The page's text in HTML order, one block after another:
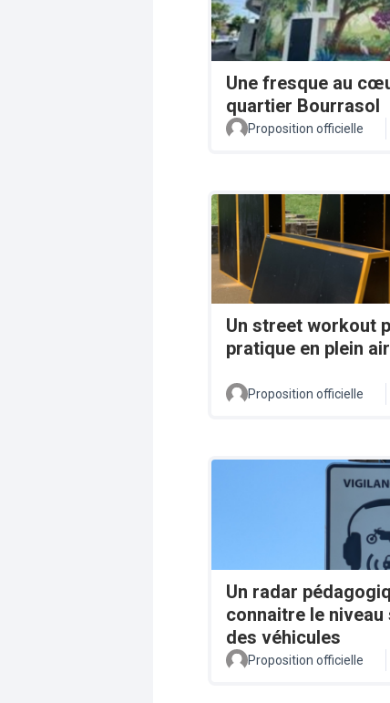
Une fresque au
quartier Bourrasol
Proposition officielle
Un street workout
pratique en plein air
Proposition officielle
Un radar
connaitre le niveau
des véhicules
Proposition officielle